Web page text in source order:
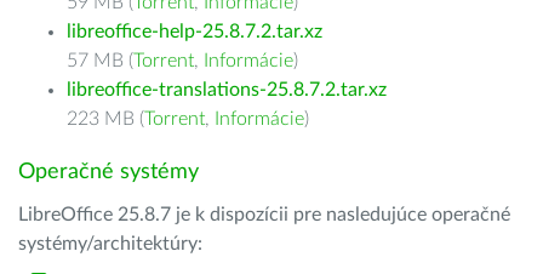
libreoffice-help-25.8.7.2.tar.xz
57 MB (Torrent, Informácie)
libreoffice-translations-25.8.7.2.tar.xz
223 MB (Torrent, Informácie)
Operačné systémy
LibreOffice 25.8.7 je k dispozícii pre nasledujúce operačné
systémy/architektúry: